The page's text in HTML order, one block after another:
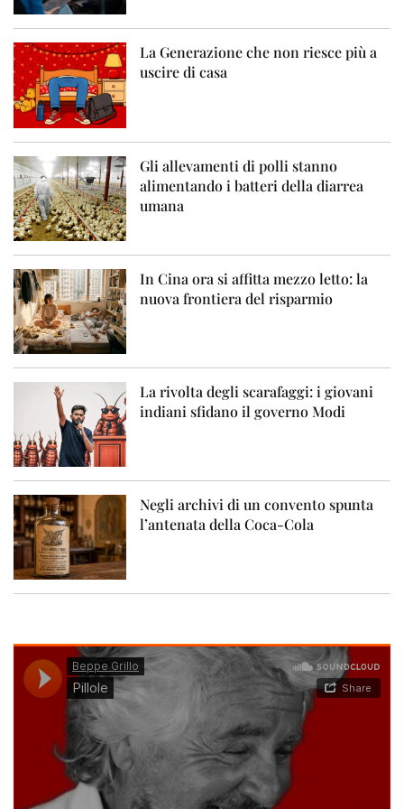
La Generazione che non riesce più a
uscire di casa
Gli allevamenti di polli stanno
alimentando i batteri della diarrea
umana
In Cina ora si affitta mezzo letto: la
nuova frontiera del risparmio
La rivolta degli scarafaggi: i giovani
indiani sfidano il governo Modi
Negli archivi di un convento spunta
l’antenata della Coca-Cola